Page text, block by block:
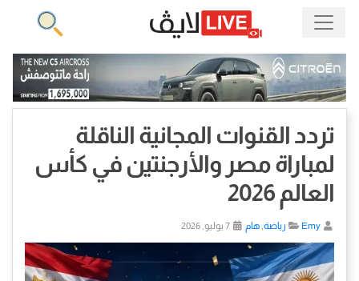
تردد القنوات المجانية الناقلة
لمباراة مصر والأرجنتين في كأس
العالم 2026
Emy رياضة,هام